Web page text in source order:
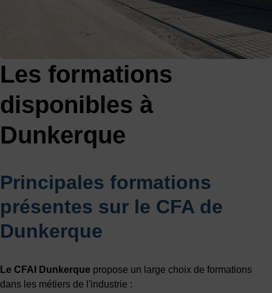
Les formations
disponibles à
Dunkerque
Principales formations
présentes sur le CFA de
Dunkerque
Le CFAI Dunkerque propose un large choix de formations
dans les métiers de l'industrie :